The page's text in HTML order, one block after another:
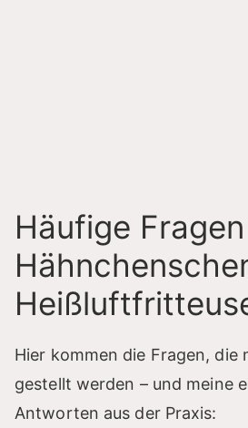
Häufige
Hier kommen die Fragen, die
gestellt werden – und meine
Antworten aus der Praxis: